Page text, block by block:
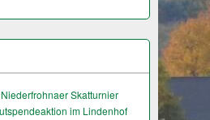
Skatturnier
im Lindenhof